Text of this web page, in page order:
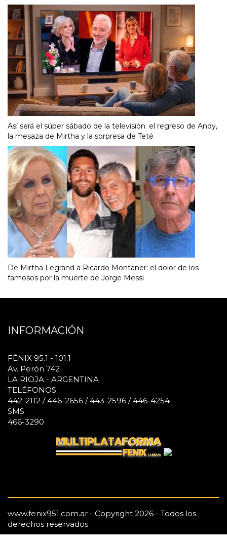
Así será el súper sábado de la televisión: el regreso de Andy,
la mesaza de Mirtha y la sorpresa de Teté
De Mirtha Legrand a Ricardo Montaner: el dolor de los
famosos por la muerte de Jorge Messi
INFORMACIÓN
FÉNIX 95.1 - 101.1
Av. Perón 742
LA RIOJA - ARGENTINA
TELÉFONOS
442-2112 / 446-2656 / 443-2596 / 446-4254
SMS
466-3290
www.fenix951.com.ar - Copyright 2026 - Todos los
derechos reservados